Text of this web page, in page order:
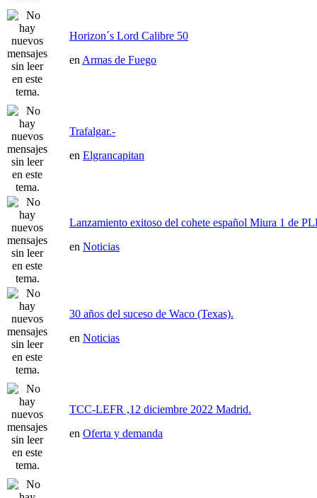
Horizon´s Lord Calibre 50
en Armas de Fuego
Trafalgar.-
en Elgrancapitan
Lanzamiento exitoso del cohete español Miura 1 de
en Noticias
30 años del suceso de Waco (Texas).
en Noticias
TCC-LEFR ,12 diciembre 2022 Madrid.
en Oferta y demanda